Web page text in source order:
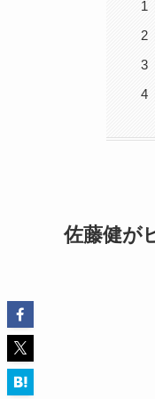
佐藤健が